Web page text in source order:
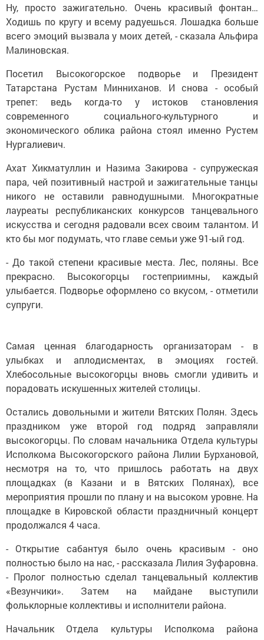
Ну, просто зажигательно. Очень красивый фонтан…
Ходишь по кругу и всему радуешься. Лошадка больше
всего эмоций вызвала у моих детей, - сказала Альфира
Малиновская.
Посетил Высокогорское подворье и Президент
Татарстана Рустам Минниханов. И снова - особый
трепет: ведь когда-то у истоков становления
современного социального-культурного и
экономического облика района стоял именно Рустем
Нургалиевич.
Ахат Хикматуллин и Назима Закирова - супружеская
пара, чей позитивный настрой и зажигательные танцы
никого не оставили равнодушными. Многократные
лауреаты республиканских конкурсов танцевального
искусства и сегодня радовали всех своим талантом. И
кто бы мог подумать, что главе семьи уже 91-ый год.
- До такой степени красивые места. Лес, поляны. Все
прекрасно. Высокогорцы гостеприимны, каждый
улыбается. Подворье оформлено со вкусом, - отметили
супруги.
Самая ценная благодарность организаторам - в
улыбках и аплодисментах, в эмоциях гостей.
Хлебосольные высокогорцы вновь смогли удивить и
порадовать искушенных жителей столицы.
Остались довольными и жители Вятских Полян. Здесь
праздником уже второй год подряд заправляли
высокогорцы. По словам начальника Отдела культуры
Исполкома Высокогорского района Лилии Бурхановой,
несмотря на то, что пришлось работать на двух
площадках (в Казани и в Вятских Полянах), все
мероприятия прошли по плану и на высоком уровне. На
площадке в Кировской области праздничный концерт
продолжался 4 часа.
- Открытие сабантуя было очень красивым - оно
полностью было на нас, - рассказала Лилия Зуфаровна.
- Пролог полностью сделал танцевальный коллектив
«Везунчики». Затем на майдане выступили
фольклорные коллективы и исполнители района.
Начальник Отдела культуры Исполкома района